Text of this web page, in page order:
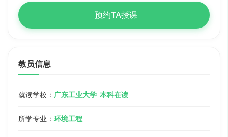
预约TA授课
教员信息
就读学校： 广东工业大学 本科在读
所学专业： 环境工程